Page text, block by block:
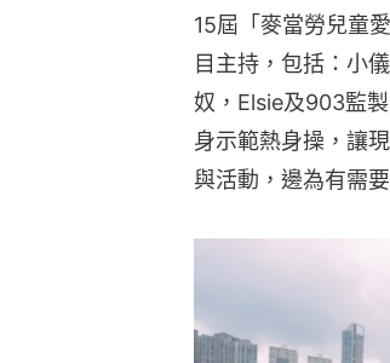
15屆「麥當勞兒童
目主持，包括：小
奴，Elsie及903監
身示範熱身操，讓
與活動，邊為有需